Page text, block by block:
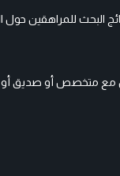
البحث
مع متخصص أو صديق